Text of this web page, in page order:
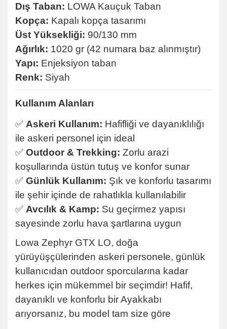
Dış Taban: LOWA Kauçuk Taban
Kopça: Kapalı kopça tasarımı
Üst Yüksekliği: 90/130 mm
Ağırlık: 1020 gr (42 numara baz alınmıştır)
Yapı: Enjeksiyon taban
Renk: Siyah
Kullanım Alanları
✅ Askeri Kullanım: Hafifliği ve dayanıklılığı
ile askeri personel için ideal
✅ Outdoor & Trekking: Zorlu arazi
koşullarında üstün tutuş ve konfor sunar
✅ Günlük Kullanım: Şık ve konforlu tasarımı
ile şehir içinde de rahatlıkla kullanılabilir
✅ Avcılık & Kamp: Su geçirmez yapısı
sayesinde zorlu hava şartlarına uygun
Lowa Zephyr GTX LO, doğa
yürüyüşçülerinden askeri personele, günlük
kullanıcıdan outdoor sporcularına kadar
herkes için mükemmel bir seçimdir! Hafif,
dayanıklı ve konforlu bir Ayakkabı
arıyorsanız, bu model tam size göre